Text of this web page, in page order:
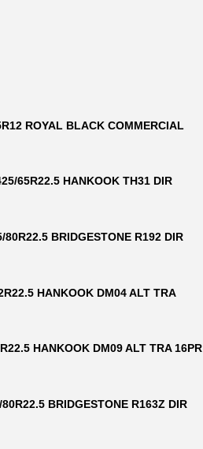
ROYAL BLACK COMMERCIAL
65R22.5 HANKOOK TH31 DIR
80R22.5 BRIDGESTONE R192 DIR
HANKOOK DM04 ALT TRA
HANKOOK DM09 ALT TRA 16PR
BRIDGESTONE R163Z DIR